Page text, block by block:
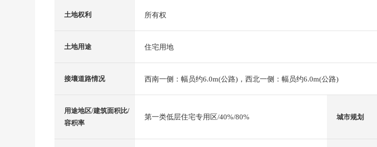
土地权利 所有权
土地用途 住宅用地
接壤道路情况 西南一侧：幅员约6.0m(公路)，西北一侧：幅员约6.0m(公路)
用途地区/建筑面积比/
容积率
第一类低层住宅专用区/40%/80% 城市规划